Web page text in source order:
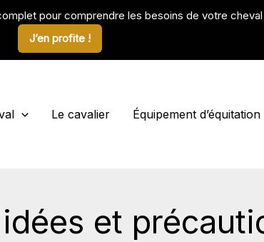
Le cavalier Équipement d’équitation
et
pour comprendre les besoins de votre
J’en profite !